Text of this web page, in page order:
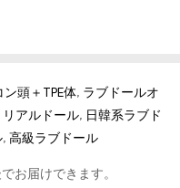
ン頭＋TPE体, ラブドールオ
リアルドール, 日韓系ラブド
, 高級ラブドール
お届けできます。